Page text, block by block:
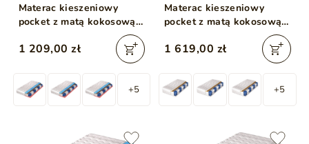
Materac kieszeniowy
pocket z matą kokosową i
profilowaną pianką Nola
200x200
1 209,00 zł
+5
Materac kieszeniowy
pocket z matą kokosową i
pianką poliuretanową
Cavani 200x200
1 619,00 zł
+5